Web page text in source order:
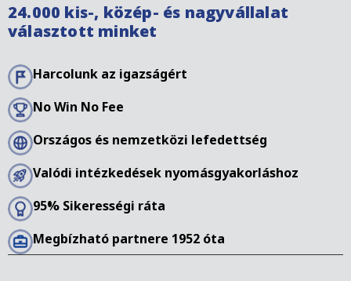
24.000 kis-, közép- és nagyvállalat
választott minket
Harcolunk az igazságért
No Win No Fee
Országos és nemzetközi lefedettség
Valódi intézkedések nyomásgyakorláshoz
95% Sikerességi ráta
Megbízható partnere 1952 óta